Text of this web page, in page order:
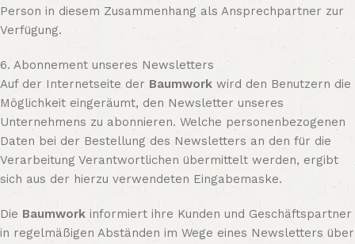
Person in diesem Zusammenhang als Ansprechpartner zur
Verfügung.
6. Abonnement unseres Newsletters
Auf der Internetseite der Baumwork wird den Benutzern die
Möglichkeit eingeräumt, den Newsletter unseres
Unternehmens zu abonnieren. Welche personenbezogenen
Daten bei der Bestellung des Newsletters an den für die
Verarbeitung Verantwortlichen übermittelt werden, ergibt
sich aus der hierzu verwendeten Eingabemaske.
Die Baumwork informiert ihre Kunden und Geschäftspartner
in regelmäßigen Abständen im Wege eines Newsletters über